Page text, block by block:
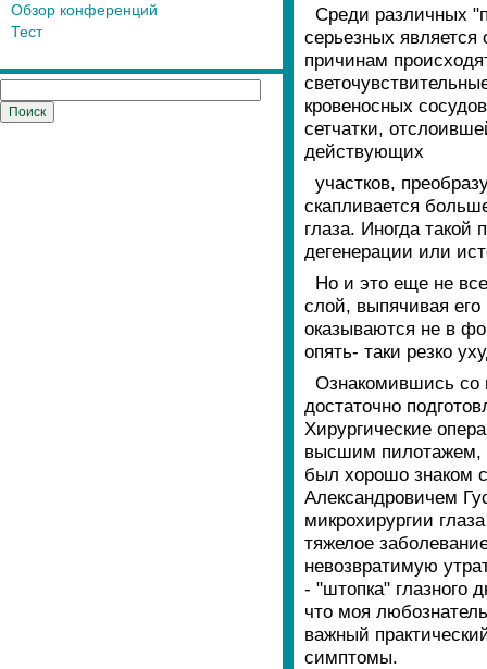
Обзор конференций
Тест
Среди различных
серьезных является
причинам
кровеносных
сетчатки,
действующих
участков,
скапливается
глаза. Иногда такой
дегенерации или
Но и это еще не
слой, выпячивая его
оказываются не в
опять- таки резко
Ознакомившись со
достаточно
Хирургические
высшим пилотажем,
был хорошо знаком
Александровичем
микрохирургии
тяжелое
невозвратимую
- "штопка" глазного
что моя
важный
симптомы.